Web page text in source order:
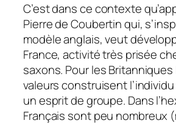
C’est dans ce contexte
Pierre de Coubertin qui,
modèle anglais, veut
France, activité très prisée
saxons. Pour les
valeurs construisent
un esprit de groupe. Dans
Français sont peu nombreux